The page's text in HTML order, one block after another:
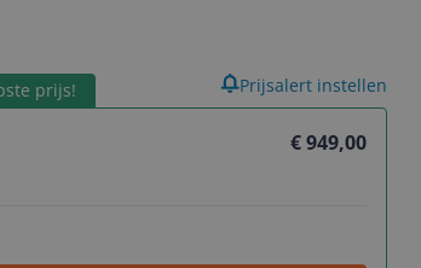
prijs!
€ 949,00
Prijsalert instellen